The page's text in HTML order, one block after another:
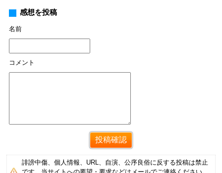
感想を投稿
名前
コメント
誹謗中傷、個人情報、URL、自演、公序良俗に反する投稿は禁止